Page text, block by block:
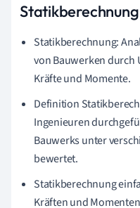
Statikberechnung:
von Bauwerken durch
Kräfte und Momente.
Definition
Ingenieuren
Bauwerks unter
bewertet.
Statikberechnung
Kräften und